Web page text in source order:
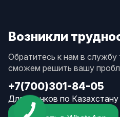
Возникли
Обратитесь к нам в
сможем решить вашу
+7(700)301-84-05
Для звонков по Казахстану